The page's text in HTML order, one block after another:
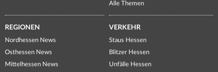
Alle Themen
REGIONEN
Nordhessen News
Osthessen News
Mittelhessen News
VERKEHR
Staus Hessen
Blitzer Hessen
Unfälle Hessen